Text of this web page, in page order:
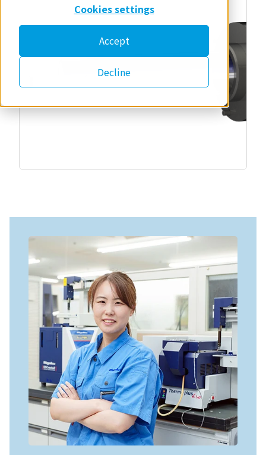
Cookies settings
Accept
Decline